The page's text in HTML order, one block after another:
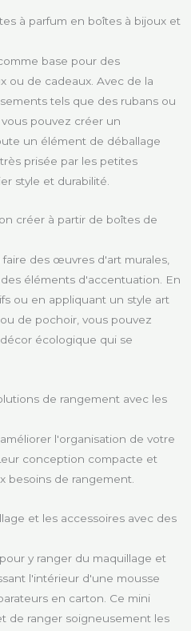
à parfum en boîtes à bijoux et
base pour des
ou de cadeaux. Avec de la
tels que des rubans ou
pouvez créer un
un élément de déballage
prisée par les petites
style et durabilité.
créer à partir de boîtes de
des œuvres d'art murales,
éléments d'accentuation. En
ou en appliquant un style art
de pochoir, vous pouvez
écologique qui se
de rangement avec les
l'organisation de votre
conception compacte et
besoins de rangement.
et les accessoires avec des
y ranger du maquillage et
l'intérieur d'une mousse
en carton. Ce mini
de ranger soigneusement les